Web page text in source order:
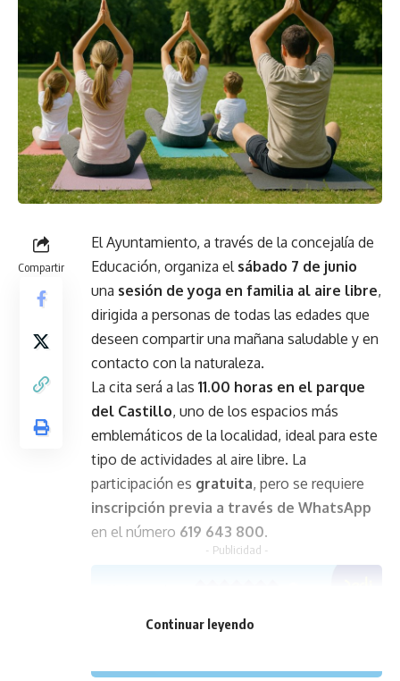
Compartir
El Ayuntamiento, a través de la concejalía de
Educación, organiza el sábado 7 de junio
una sesión de yoga en familia al aire libre,
dirigida a personas de todas las edades que
deseen compartir una mañana saludable y en
contacto con la naturaleza.
La cita será a las 11.00 horas en el parque
del Castillo, uno de los espacios más
emblemáticos de la localidad, ideal para este
tipo de actividades al aire libre. La
participación es gratuita, pero se requiere
inscripción previa a través de WhatsApp
en el número 619 643 800.
- Publicidad -
Continuar leyendo